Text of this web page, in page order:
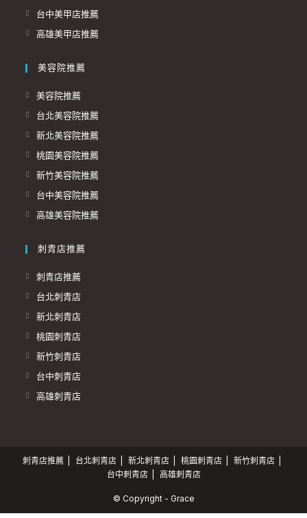
台中美甲店推薦
高雄美甲店推薦
美容院推薦
美容院推薦
台北美容院推薦
新北美容院推薦
桃園美容院推薦
新竹美容院推薦
台中美容院推薦
高雄美容院推薦
刺青店推薦
刺青店推薦
台北刺青店
新北刺青店
桃園刺青店
新竹刺青店
台中刺青店
高雄刺青店
刺青店推薦 台北刺青店 新北刺青店 桃園刺青店
新竹刺青店
台中刺青店
高雄刺青店
© Copyright - Grace